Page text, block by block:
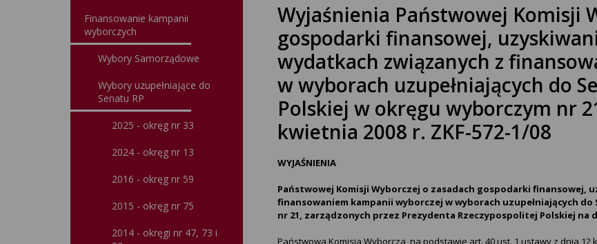
Finansowanie kampanii
wyborczych
Wybory Samorządowe
Wybory uzupełniające do
Senatu RP
2025 - okręg nr 33
2024 - okręg nr 13
2016 - okręg nr 59
2015 - okręg nr 75
2014 - okręgi nr 47, 73 i
Wyjaśnienia Państwowej Komisji
gospodarki finansowej,
wydatkach związanych z
w wyborach uzupełniających do
Polskiej w okręgu wyborczym nr
kwietnia 2008 r. ZKF-572-1/08
WYJAŚNIENIA
Państwowej Komisji Wyborczej o zasadach gospodarki finansowej,
finansowaniem kampanii wyborczej w wyborach uzupełniających
nr 21, zarządzonych przez Prezydenta Rzeczypospolitej Polskiej na
Państwowa Komisja Wyborcza, na podstawie art. 40 ust. 1 ustawy z dnia 12